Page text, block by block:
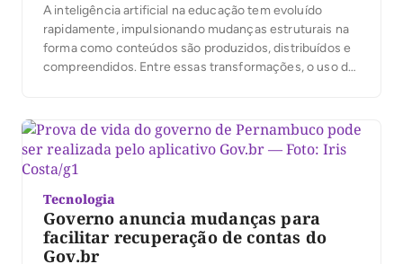
A inteligência artificial na educação tem evoluído
rapidamente, impulsionando mudanças estruturais na
forma como conteúdos são produzidos, distribuídos e
compreendidos. Entre essas transformações, o uso de
eficaz, especialmente em ambientes digitais de
aprendizagem. De plataformas adaptativas a recursos
de visualização […]
Tecnologia
Governo anuncia mudanças para
facilitar recuperação de contas do
Gov.br